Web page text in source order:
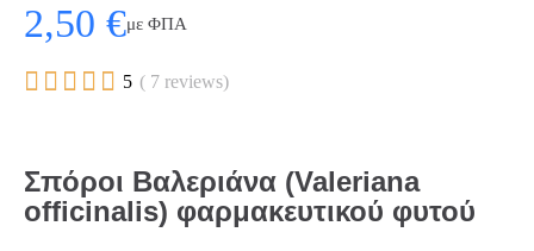
2,50 €με ΦΠΑ
     5 ( 7 reviews)
Σπόροι Βαλεριάνα (Valeriana
officinalis) φαρμακευτικού φυτού